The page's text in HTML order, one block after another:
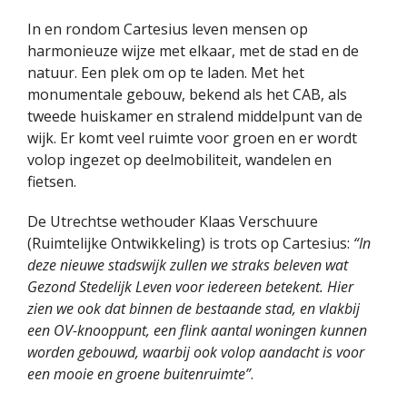
In en rondom Cartesius leven mensen op
harmonieuze wijze met elkaar, met de stad en de
natuur. Een plek om op te laden. Met het
monumentale gebouw, bekend als het CAB, als
tweede huiskamer en stralend middelpunt van de
wijk. Er komt veel ruimte voor groen en er wordt
volop ingezet op deelmobiliteit, wandelen en
fietsen.
De Utrechtse wethouder Klaas Verschuure
(Ruimtelijke Ontwikkeling) is trots op Cartesius: “In
deze nieuwe stadswijk zullen we straks beleven wat
Gezond Stedelijk Leven voor iedereen betekent. Hier
zien we ook dat binnen de bestaande stad, en vlakbij
een OV-knooppunt, een flink aantal woningen kunnen
worden gebouwd, waarbij ook volop aandacht is voor
een mooie en groene buitenruimte”.